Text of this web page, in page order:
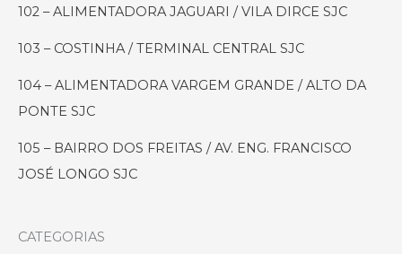
102 – ALIMENTADORA JAGUARI / VILA DIRCE SJC
103 – COSTINHA / TERMINAL CENTRAL SJC
104 – ALIMENTADORA VARGEM GRANDE / ALTO DA
PONTE SJC
105 – BAIRRO DOS FREITAS / AV. ENG. FRANCISCO
JOSÉ LONGO SJC
CATEGORIAS